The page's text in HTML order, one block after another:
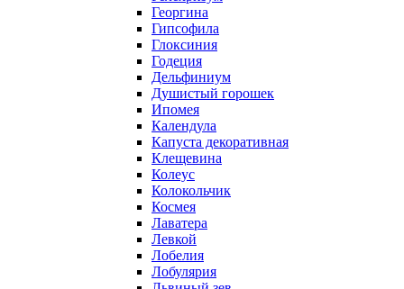
Георгина
Гипсофила
Глоксиния
Годеция
Дельфиниум
Душистый горошек
Ипомея
Календула
Капуста декоративная
Клещевина
Колеус
Колокольчик
Космея
Лаватера
Левкой
Лобелия
Лобулярия